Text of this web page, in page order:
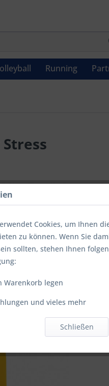
Running
Cookies, um Ihnen
zu können. Wenn Sie
sollten, stehen Ihnen
Warenkorb legen
und vieles mehr
Schließen